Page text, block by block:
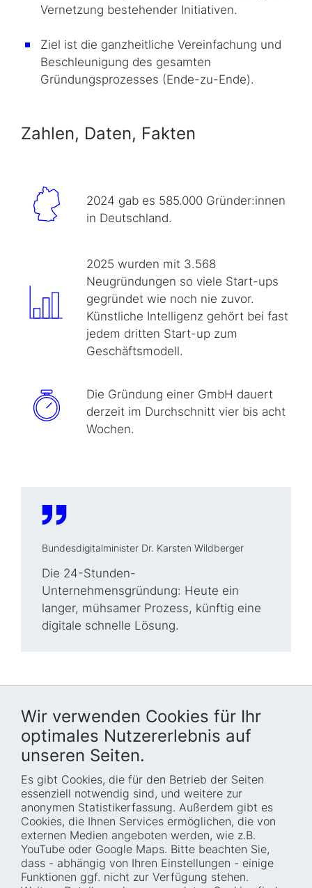
Wir verwenden Cookies für Ihr
optimales Nutzererlebnis auf
unseren Seiten.
Es gibt Cookies, die für den Betrieb der Seiten
essenziell notwendig sind, und weitere zur
anonymen Statistikerfassung. Außerdem gibt es
Cookies, die Ihnen Services ermöglichen, die von
externen Medien angeboten werden, wie z.B.
YouTube oder Google Maps. Bitte beachten Sie,
dass - abhängig von Ihren Einstellungen - einige
Funktionen ggf. nicht zur Verfügung stehen.
Vernetzung bestehender Initiativen.
Ziel ist die ganzheitliche Vereinfachung und
Beschleunigung des gesamten
Gründungsprozesses (Ende-zu-Ende).
Zahlen, Daten, Fakten
2024 gab es 585.000 Gründer:innen
in Deutschland.
2025 wurden mit 3.568
Neugründungen so viele Start-ups
gegründet wie noch nie zuvor.
Künstliche Intelligenz gehört bei fast
jedem dritten Start-up zum
Geschäftsmodell.
Die Gründung einer GmbH dauert
derzeit im Durchschnitt vier bis acht
Wochen.
Bundesdigitalminister Dr. Karsten Wildberger
Die 24-Stunden-
Unternehmensgründung: Heute ein
langer, mühsamer Prozess, künftig eine
digitale schnelle Lösung.
Startseite
Wer wir sind
Wie wir arbeiten
Projekte
Fellowships
Blog
Presse
Termine
Barrierefreiheit
Transparenz